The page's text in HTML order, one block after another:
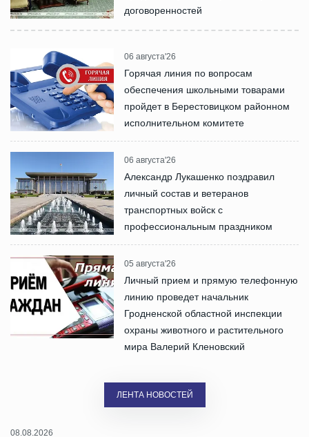
договоренностей
06 августа'26
Горячая линия по вопросам
обеспечения школьными товарами
пройдет в Берестовицком районном
исполнительном комитете
06 августа'26
Александр Лукашенко поздравил
личный состав и ветеранов
транспортных войск с
профессиональным праздником
05 августа'26
Личный прием и прямую телефонную
линию проведет начальник
Гродненской областной инспекции
охраны животного и растительного
мира Валерий Кленовский
ЛЕНТА НОВОСТЕЙ
08.08.2026